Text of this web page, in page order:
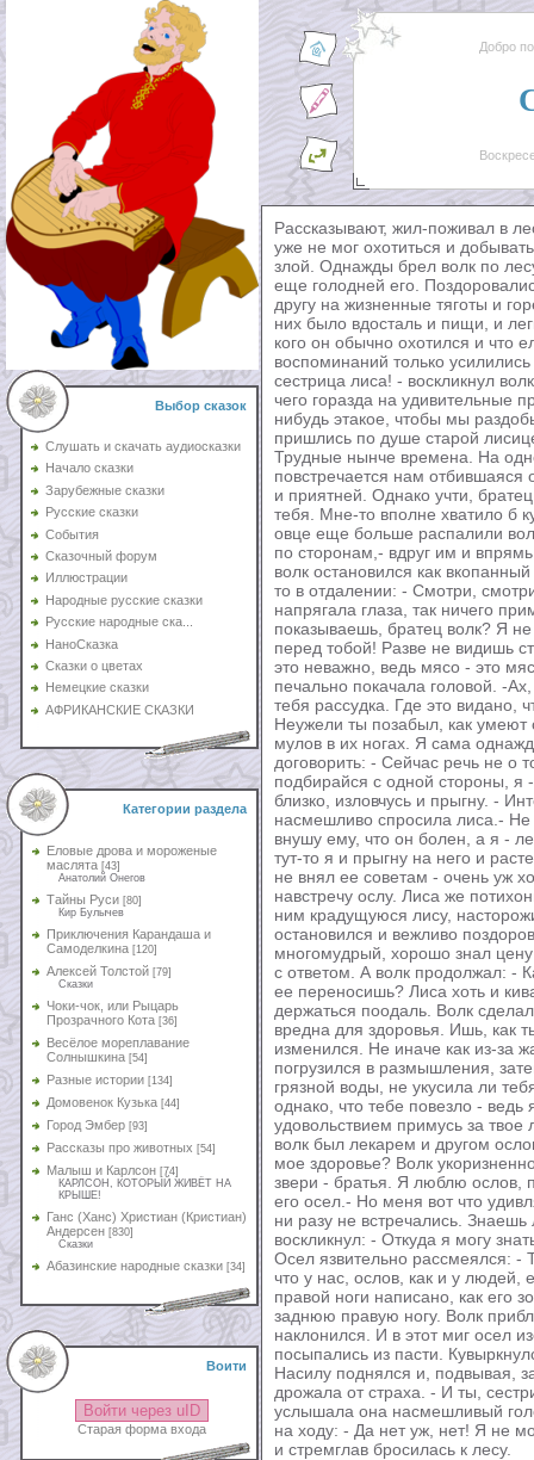
Выбор сказок
Слушать и скачать аудиосказки
Начало сказки
Зарубежные сказки
Русские сказки
События
Сказочный форум
Иллюстрации
Народные русские сказки
Русские народные ска...
НаноСказка
Сказки о цветах
Немецкие сказки
АФРИКАНСКИЕ СКАЗКИ
Категории раздела
Еловые дрова и мороженые
маслята [43]
Анатолий Онегов
Тайны Руси [80]
Кир Булычев
Приключения Карандаша и
Самоделкина [120]
Алексей Толстой [79]
Сказки
Чоки-чок, или Рыцарь
Прозрачного Кота [36]
Весёлое мореплавание
Солнышкина [54]
Разные истории [134]
Домовенок Кузька [44]
Город Эмбер [93]
Рассказы про животных [54]
Малыш и Карлсон [74]
КАРЛСОН, КОТОРЫЙ ЖИВЁТ НА
КРЫШЕ!
Ганс (Ханс) Христиан (Кристиан)
Андерсен [830]
Сказки
Абазинские народные сказки [34]
Воити
Войти через uID
Старая форма входа
Добро
Рассказывают, жил-поживал в
уже не мог охотиться и
злой. Однажды брел волк по
еще голодней его.
другу на жизненные тяготы и
них было вдосталь и пищи, и
кого он обычно охотился и что
воспоминаний только
сестрица лиса! - воскликнул
чего горазда на удивительные
нибудь этакое, чтобы мы
пришлись по душе старой
Трудные нынче времена. На
повстречается нам отбившаяся
и приятней. Однако учти,
тебя. Мне-то вполне хватило б
овце еще больше распалили
по сторонам,- вдруг им и
волк остановился как
то в отдалении: - Смотри,
напрягала глаза, так ничего
показываешь, братец волк? Я
перед тобой! Разве не видишь
это неважно, ведь мясо - это
печально покачала головой. -
тебя рассудка. Где это видано,
Неужели ты позабыл, как
мулов в их ногах. Я сама
договорить: - Сейчас речь не о
подбирайся с одной стороны, я
близко, изловчусь и прыгну. -
насмешливо спросила лиса.- Не
внушу ему, что он болен, а я -
тут-то я и прыгну на него и
не внял ее советам - очень уж
навстречу ослу. Лиса же
ним крадущуюся лису,
остановился и вежливо
многомудрый, хорошо знал
с ответом. А волк продолжал: -
ее переносишь? Лиса хоть и
держаться поодаль. Волк
вредна для здоровья. Ишь, как
изменился. Не иначе как из-за
погрузился в размышления,
грязной воды, не укусила ли
однако, что тебе повезло -
удовольствием примусь за
волк был лекарем и другом
мое здоровье? Волк
звери - братья. Я люблю ослов,
его осел.- Но меня вот что
ни разу не встречались.
воскликнул: - Откуда я могу
Осел язвительно рассмеялся: -
что у нас, ослов, как и у людей,
правой ноги написано, как его
заднюю правую ногу. Волк
наклонился. И в этот миг осел
посыпались из пасти.
Насилу поднялся и, подвывая,
дрожала от страха. - И ты,
услышала она насмешливый
на ходу: - Да нет уж, нет! Я не
и стремглав бросилась к лесу.